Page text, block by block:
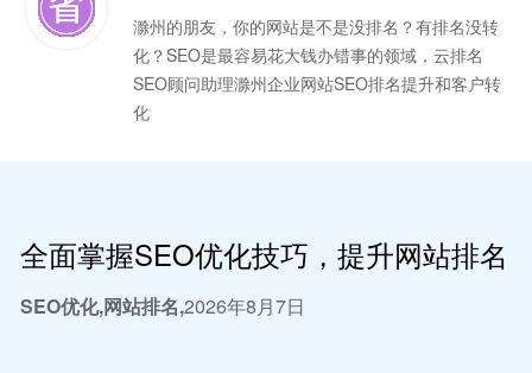
滁州的朋友，你的网站是不是没排名？有排名没转
化？SEO是最容易花大钱办错事的领域，云排名
SEO顾问助理滁州企业网站SEO排名提升和客户转
化
全面掌握SEO优化技巧，提升网站排名
SEO优化,网站排名,2026年8月7日